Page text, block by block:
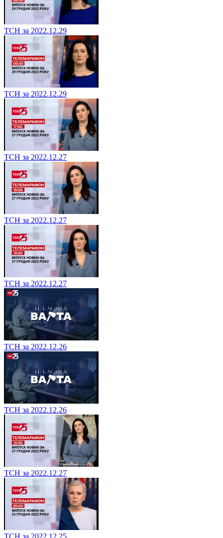
ТСН за 2022.12.29
ТСН за 2022.12.29
ТСН за 2022.12.27
ТСН за 2022.12.27
ТСН за 2022.12.27
ТСН за 2022.12.26
ТСН за 2022.12.26
ТСН за 2022.12.27
ТСН за 2022.12.25